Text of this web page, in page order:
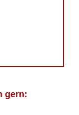
gern: